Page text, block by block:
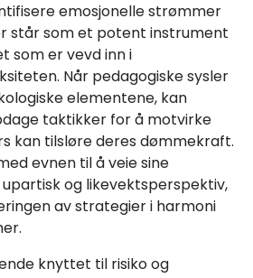
emosjonelle strømmer
står som et potent instrument
som er vevd inn i
Når pedagogiske sysler
elementene, kan
taktikker for å motvirke
kan tilsløre deres dømmekraft.
evnen til å veie sine
og likevektsperspektiv,
av strategier i harmoni
knyttet til risiko og